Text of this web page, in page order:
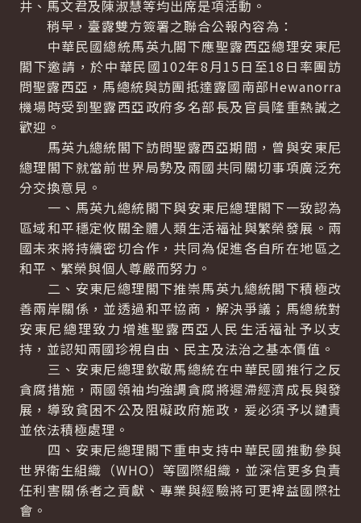
井、馬文君及陳淑慧等均出席是項活動。
稍早，臺露雙方簽署之聯合公報內容為：
中華民國總統馬英九閣下應聖露西亞總理安東尼
閣下邀請，於中華民國102年8月15日至18日率團訪
問聖露西亞，馬總統與訪團抵達露國南部Hewanorra
機場時受到聖露西亞政府多名部長及官員隆重熱誠之
歡迎。
馬英九總統閣下訪問聖露西亞期間，曾與安東尼
總理閣下就當前世界局勢及兩國共同關切事項廣泛充
分交換意見。
一、馬英九總統閣下與安東尼總理閣下一致認為
區域和平穩定攸關全體人類生活福祉與繁榮發展。兩
國未來將持續密切合作，共同為促進各自所在地區之
和平、繁榮與個人尊嚴而努力。
二、安東尼總理閣下推崇馬英九總統閣下積極改
善兩岸關係，並透過和平協商，解決爭議；馬總統對
安東尼總理致力增進聖露西亞人民生活福祉予以支
持，並認知兩國珍視自由、民主及法治之基本價值。
三、安東尼總理欽敬馬總統在中華民國推行之反
貪腐措施，兩國領袖均強調貪腐將遲滯經濟成長與發
展，導致貧困不公及阻礙政府施政，爰必須予以譴責
並依法積極處理。
四、安東尼總理閣下重申支持中華民國推動參與
世界衛生組織（WHO）等國際組織，並深信更多負責
任利害關係者之貢獻、專業與經驗將可更裨益國際社
會。